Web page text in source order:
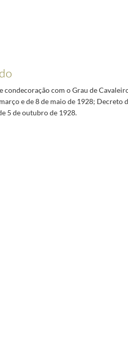
condecoração com o Grau de
e de 8 de maio de 1928; Decreto
5 de outubro de 1928.